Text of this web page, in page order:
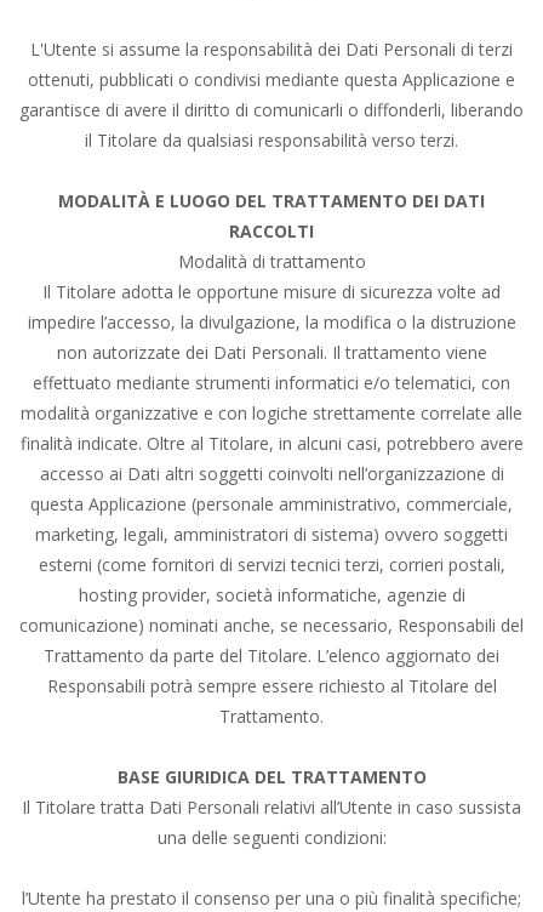
L'Utente si assume la responsabilità dei Dati Personali di terzi
ottenuti, pubblicati o condivisi mediante questa Applicazione e
garantisce di avere il diritto di comunicarli o diffonderli, liberando
il Titolare da qualsiasi responsabilità verso terzi.
MODALITÀ E LUOGO DEL TRATTAMENTO DEI DATI
RACCOLTI
Modalità di trattamento
Il Titolare adotta le opportune misure di sicurezza volte ad
impedire l’accesso, la divulgazione, la modifica o la distruzione
non autorizzate dei Dati Personali. Il trattamento viene
effettuato mediante strumenti informatici e/o telematici, con
modalità organizzative e con logiche strettamente correlate alle
finalità indicate. Oltre al Titolare, in alcuni casi, potrebbero avere
accesso ai Dati altri soggetti coinvolti nell’organizzazione di
questa Applicazione (personale amministrativo, commerciale,
marketing, legali, amministratori di sistema) ovvero soggetti
esterni (come fornitori di servizi tecnici terzi, corrieri postali,
hosting provider, società informatiche, agenzie di
comunicazione) nominati anche, se necessario, Responsabili del
Trattamento da parte del Titolare. L’elenco aggiornato dei
Responsabili potrà sempre essere richiesto al Titolare del
Trattamento.
BASE GIURIDICA DEL TRATTAMENTO
Il Titolare tratta Dati Personali relativi all’Utente in caso sussista
una delle seguenti condizioni:
l’Utente ha prestato il consenso per una o più finalità specifiche;